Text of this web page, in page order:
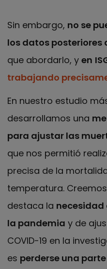
Sin embargo, no se
los datos posteriores
que abordarlo, y en
trabajando
En nuestro estudio
desarrollamos una
para ajustar las
que nos permitió
precisa de la
temperatura.
destaca la necesidad
la pandemia y de
COVID-19 en la
es perderse una